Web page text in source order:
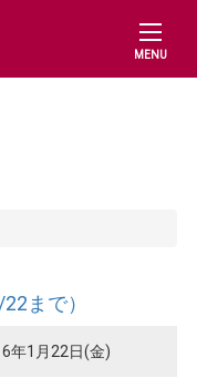
MENU
まで）
年1月22日(金)